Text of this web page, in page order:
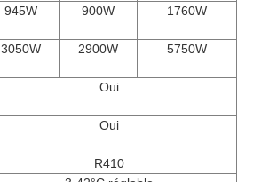
945W 900W 1760W
3050W 2900W 5750W
Oui
Oui
R410